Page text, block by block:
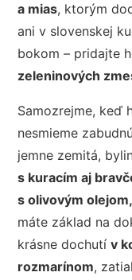
a mias, ktorým
ani v slovenskej
bokom – pridajte
zeleninových
Samozrejme, keď
nesmieme
jemne zemitá,
s kuracím aj
s olivovým
máte základ na
krásne dochutív
rozmarínom,